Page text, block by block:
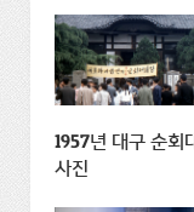
1957년 대구 순회
사진